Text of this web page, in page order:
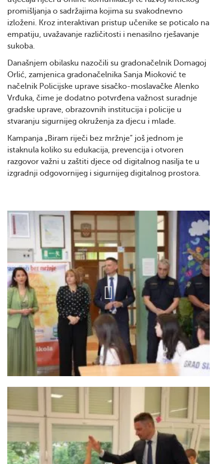
promišljanja o sadržajima kojima su svakodnevno
izloženi. Kroz interaktivan pristup učenike se poticalo na
empatiju, uvažavanje različitosti i nenasilno rješavanje
sukoba.
Današnjem obilasku nazočili su gradonačelnik Domagoj
Orlić, zamjenica gradonačelnika Sanja Mioković te
načelnik Policijske uprave sisačko-moslavačke Alenko
Vrđuka, čime je dodatno potvrđena važnost suradnje
gradske uprave, obrazovnih institucija i policije u
stvaranju sigurnijeg okruženja za djecu i mlade.
Kampanja „Biram riječi bez mržnje” još jednom je
istaknula koliko su edukacija, prevencija i otvoren
razgovor važni u zaštiti djece od digitalnog nasilja te u
izgradnji odgovornijeg i sigurnijeg digitalnog prostora.